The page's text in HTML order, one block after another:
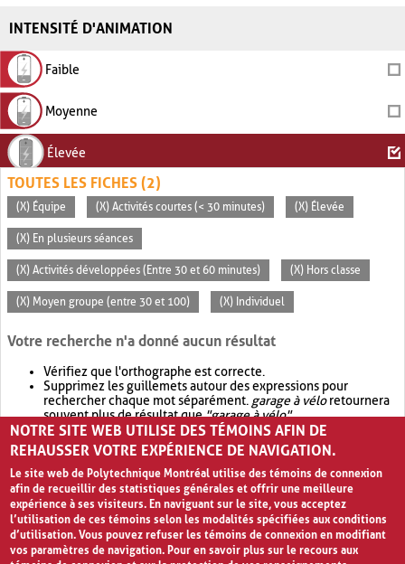
INTENSITÉ D'ANIMATION
Faible
Moyenne
Élevée
TOUTES LES FICHES (2)
(X) Équipe (X) Activités courtes (< 30 minutes) (X) Élevée
(X) En plusieurs séances
(X) Activités développées (Entre 30 et 60 minutes) (X) Hors classe
(X) Moyen groupe (entre 30 et 100) (X) Individuel
Votre recherche n'a donné aucun résultat
Vérifiez que l'orthographe est correcte.
Supprimez les guillemets autour des expressions pour
rechercher chaque mot séparément. garage à véloretournera
souvent plus de résultat que"garage à vélo".
Envisagez d'élargir votre recherche avec OR.garage OR vélo
retournera souvent plus de résultat quegarage à vélo
NOTRE SITE WEB UTILISE DES TÉMOINS AFIN DE
REHAUSSER VOTRE EXPÉRIENCE DE NAVIGATION.
Le site web de Polytechnique Montréal utilise des témoins de connexion
afin de recueillir des statistiques générales et offrir une meilleure
expérience à ses visiteurs. En naviguant sur le site, vous acceptez
l’utilisation de ces témoins selon les modalités spécifiées aux conditions
d’utilisation. Vous pouvez refuser les témoins de connexion en modifiant
vos paramètres de navigation. Pour en savoir plus sur le recours aux